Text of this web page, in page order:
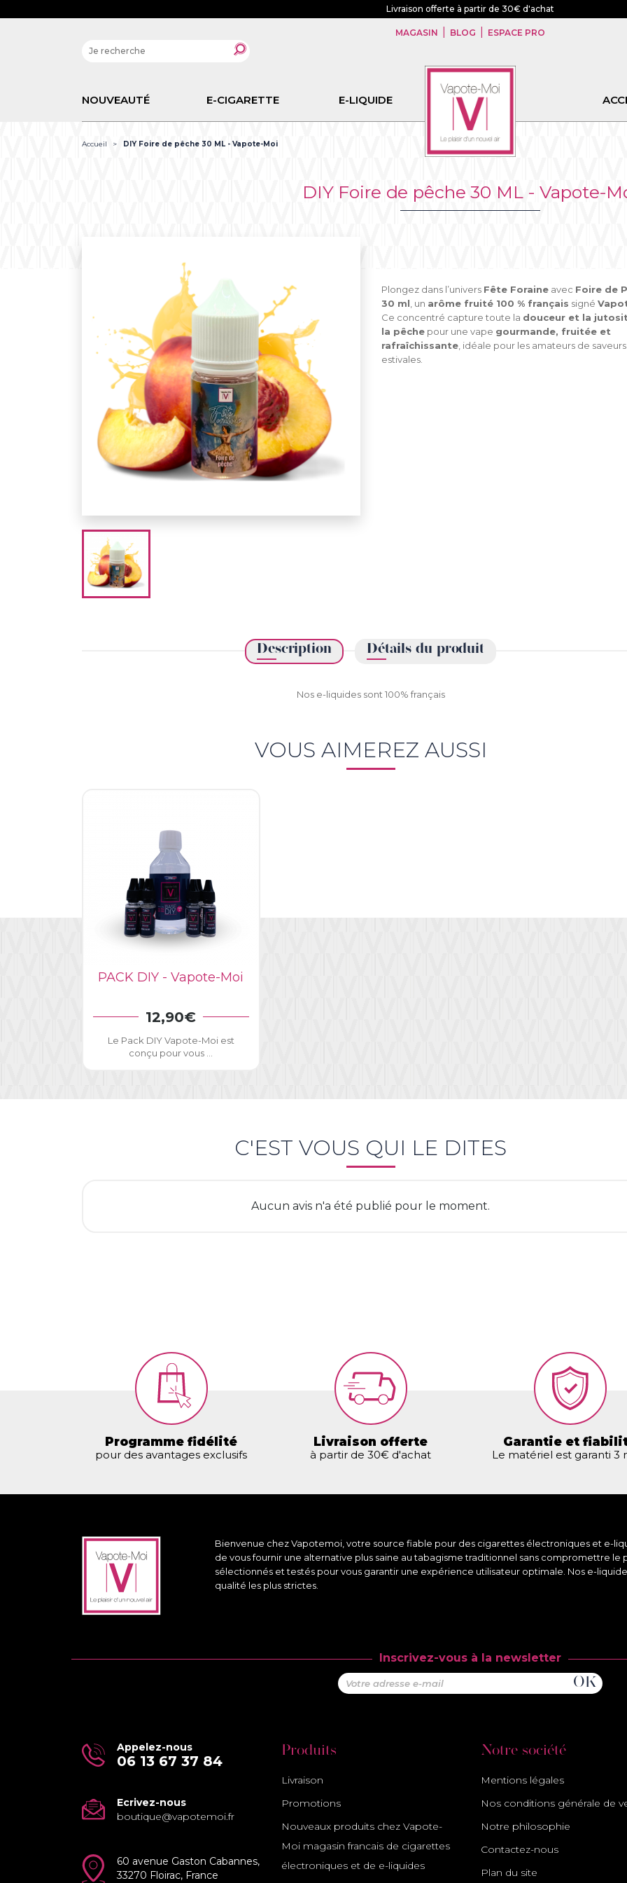
Livraison offerte à partir de 30€ d'achat
MAGASIN BLOG ESPACE PRO
NOUVEAUTÉ E-CIGARETTE E-LIQUIDE CBD
Accueil DIY Foire de pêche 30 ML - Vapote-Moi
DIY Foire de pêche 30 ML - Vapote-
Plongez dans l’univers Fête Foraineavec Foire de
30 ml, un arôme fruité 100 % français signé
Ce concentré capture toute la douceur et la
la pêchepour une vape gourmande, fruitée et
rafraîchissante, idéale pour les amateurs de saveurs
estivales.
Description Détails du produit
Nos e-liquides sont 100% français
VOUS AIMEREZ AUSSI
AJOUTER AU PANIER
PACK DIY - Vapote-Moi
12,90€
Le Pack DIY Vapote-Moi est
conçu pour vous ...
C'EST VOUS QUI LE DITES
Aucun avis n'a été publié pour le moment.
Programme fidélité
pour des avantages exclusifs
Livraison offerte
à partir de 30€ d'achat
Garantie et
Le matériel est garanti 3
Bienvenue chez Vapotemoi, votre source fiable pour des cigarettes électroniques et e-
de vous fournir une alternative plus saine au tabagisme traditionnel sans compromettre le
sélectionnés et testés pour vous garantir une expérience utilisateur optimale. Nos e-
qualité les plus strictes.
Inscrivez-vous à la newsletter
Appelez-nous
06 13 67 37 84
Ecrivez-nous
boutique@vapotemoi.fr
60 avenue Gaston Cabannes,
33270 Floirac, France
Produits
Livraison
Promotions
Nouveaux produits chez Vapote-
Moi magasin francais de cigarettes
électroniques et de e-liquides
Notre société
Mentions légales
Nos conditions générale de
Notre philosophie
Contactez-nous
Plan du site